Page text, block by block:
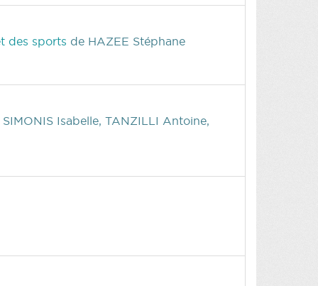
des sports de HAZEE Stéphane
Isabelle, TANZILLI Antoine,